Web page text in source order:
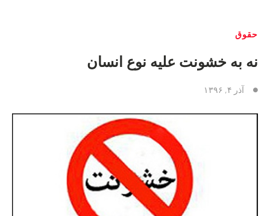
حقوق
نه به خشونت علیه نوع انسان
آذر ۴, ۱۳۹۶